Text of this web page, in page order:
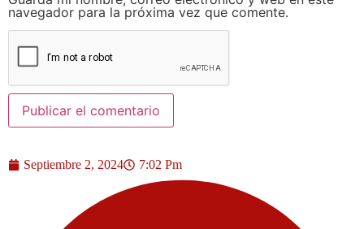
navegador para la próxima vez que comente.
Septiembre 2, 2024 7:02 Pm